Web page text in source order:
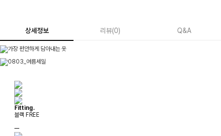
상세정보 리뷰(0) Q&A
Fitting.
블랙 FREE
ㅡ